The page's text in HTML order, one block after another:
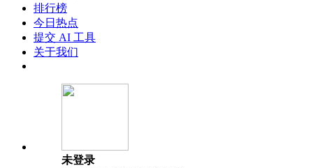
排行榜
今日热点
提交 AI 工具
关于我们
未登录